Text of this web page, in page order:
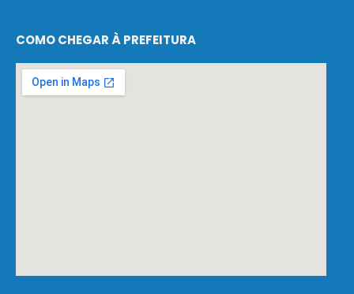
COMO CHEGAR À PREFEITURA